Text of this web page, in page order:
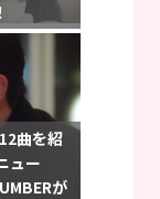
曲を紹
ュー
が